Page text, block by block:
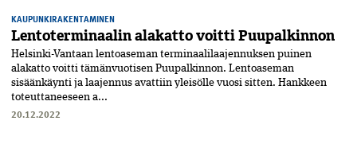
KAUPUNKIRAKENTAMINEN
Lentoterminaalin alakatto voitti Puupalkinnon
Helsinki-Vantaan lentoaseman terminaalilaajennuksen puinen
alakatto voitti tämänvuotisen Puupalkinnon. Lentoaseman
sisäänkäynti ja laajennus avattiin yleisölle vuosi sitten. Hankkeen
toteuttaneeseen a...
20.12.2022